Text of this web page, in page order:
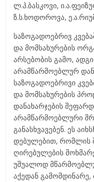
ლ.პ.ბასკოვი,
ზ.ს.ხოდოროვა,
საზოგადოებრივ
და მომსახურების
არსებობის გამო,
არამწარმოებლურ
საზოგადოებრივი
და მომსახურების
დანახარჯების
არამწარმოებლური
განასხვავებენ. ეს
დებულებით, რომლის
ღირებულების
უშუალოდ
აქედან